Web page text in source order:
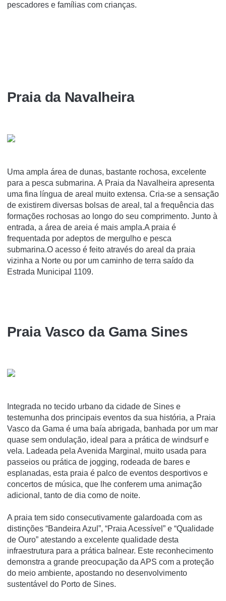
pescadores e famílias com crianças.
Praia da Navalheira
Uma ampla área de dunas, bastante rochosa, excelente
para a pesca submarina. A Praia da Navalheira apresenta
uma fina língua de areal muito extensa. Cria-se a sensação
de existirem diversas bolsas de areal, tal a frequência das
formações rochosas ao longo do seu comprimento. Junto à
entrada, a área de areia é mais ampla.A praia é
frequentada por adeptos de mergulho e pesca
submarina.O acesso é feito através do areal da praia
vizinha a Norte ou por um caminho de terra saído da
Estrada Municipal 1109.
Praia Vasco da Gama Sines
Integrada no tecido urbano da cidade de Sines e
testemunha dos principais eventos da sua história, a Praia
Vasco da Gama é uma baía abrigada, banhada por um mar
quase sem ondulação, ideal para a prática de windsurf e
vela. Ladeada pela Avenida Marginal, muito usada para
passeios ou prática de jogging, rodeada de bares e
esplanadas, esta praia é palco de eventos desportivos e
concertos de música, que lhe conferem uma animação
adicional, tanto de dia como de noite.
A praia tem sido consecutivamente galardoada com as
distinções “Bandeira Azul”, “Praia Acessível” e “Qualidade
de Ouro” atestando a excelente qualidade desta
infraestrutura para a prática balnear. Este reconhecimento
demonstra a grande preocupação da APS com a proteção
do meio ambiente, apostando no desenvolvimento
sustentável do Porto de Sines.